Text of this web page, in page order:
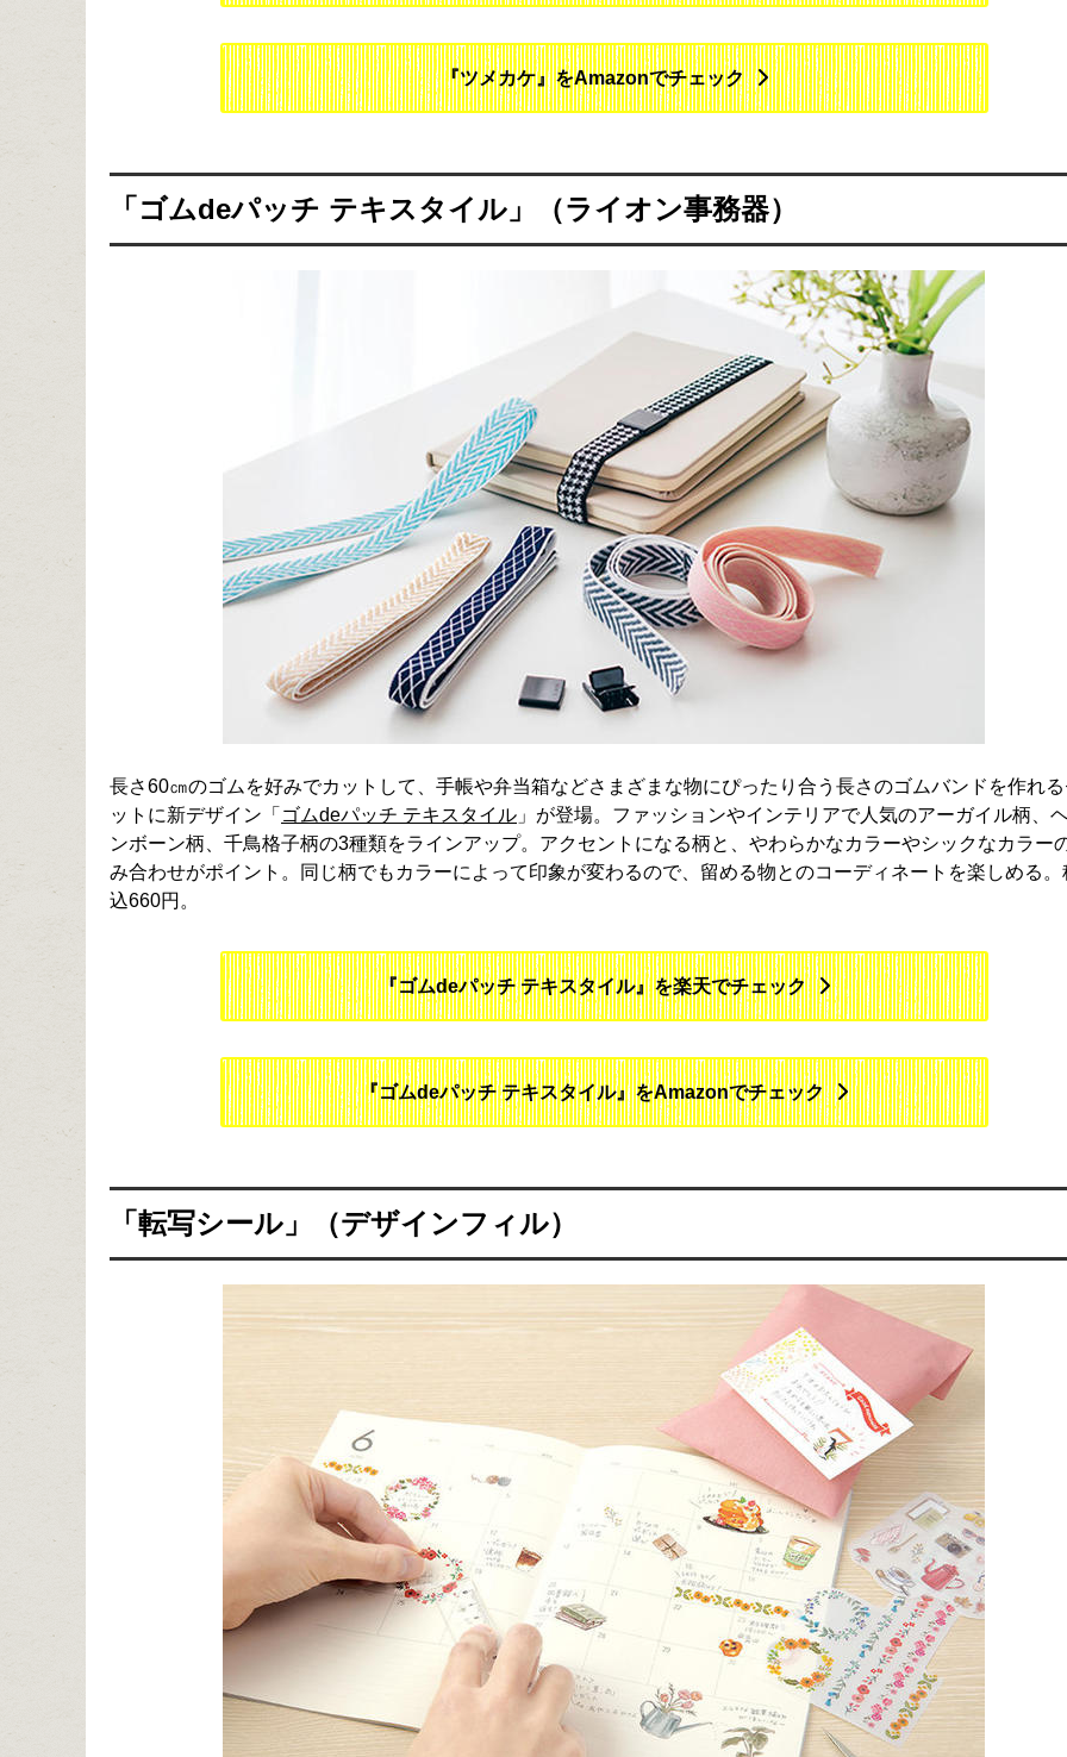
『ツメカケ』をAmazonでチェック
「ゴムdeパッチ テキスタイル」（ライオン事務器）
長さ60㎝のゴムを好みでカットして、手帳や弁当箱などさまざまな物にぴったり合う長さのゴムバンドを作れ
ットに新デザイン「 ゴムdeパッチ テキスタイル 」が登場。ファッションやインテリアで人気のアーガイル柄、
ンボーン柄、千鳥格子柄の3種類をラインアップ。アクセントになる柄と、やわらかなカラーやシックなカラー
み合わせがポイント。同じ柄でもカラーによって印象が変わるので、留める物とのコーディネートを楽しめる。
込660円。
『ゴムdeパッチ テキスタイル』を楽天でチェック
『ゴムdeパッチ テキスタイル』をAmazonでチェック
「転写シール」（デザインフィル）